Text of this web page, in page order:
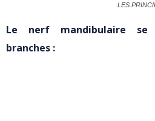
LES
Le nerf mandibulaire se
branches :